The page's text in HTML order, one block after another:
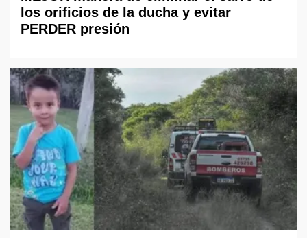
los orificios de la ducha y evitar
PERDER presión